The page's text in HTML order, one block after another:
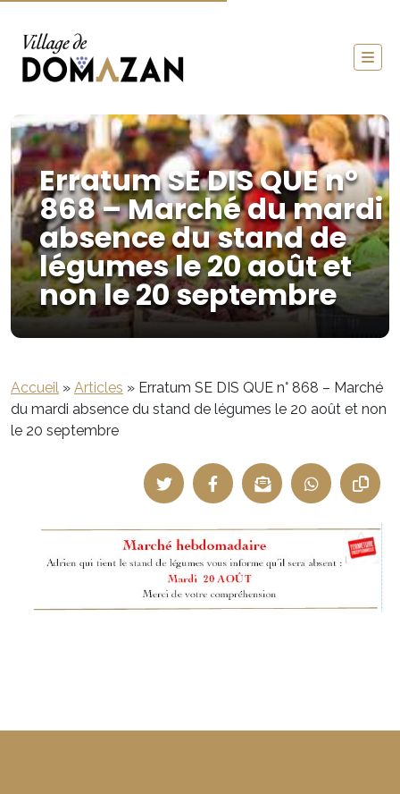
Erratum SE DIS QUE n°
868 – Marché du mardi
absence du stand de
légumes le 20 août et
non le 20 septembre
Accueil » Articles » Erratum SE DIS QUE n° 868 – Marché
du mardi absence du stand de légumes le 20 août et non
le 20 septembre